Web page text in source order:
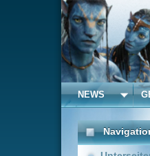
NEWS GENRES
Navigation
Unterseiten
Backup Domains